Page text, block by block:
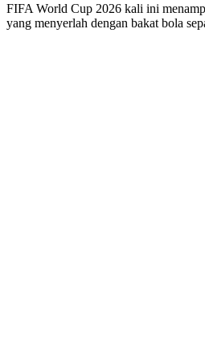
FIFA World Cup 2026 kali ini
yang menyerlah dengan bakat bola